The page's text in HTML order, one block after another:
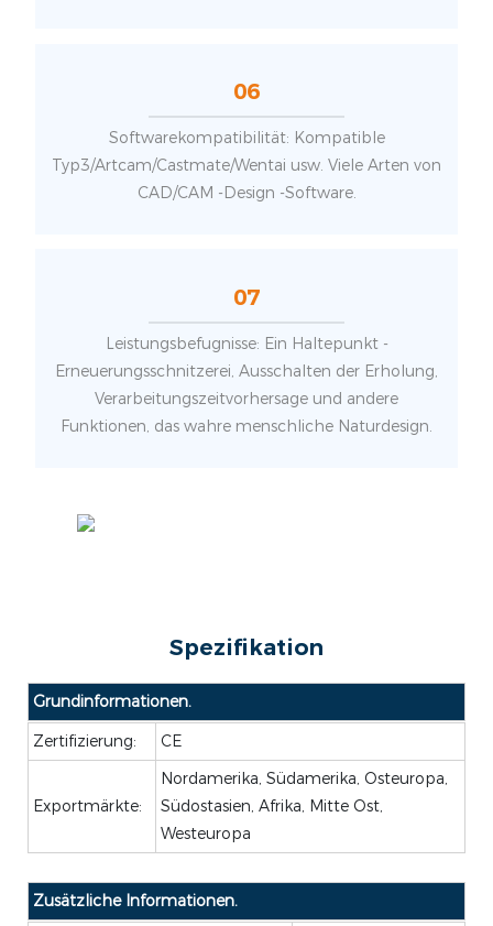
06
Softwarekompatibilität: Kompatible
Typ3/Artcam/Castmate/Wentai usw. Viele Arten von
CAD/CAM -Design -Software.
07
Leistungsbefugnisse: Ein Haltepunkt -
Erneuerungsschnitzerei, Ausschalten der Erholung,
Verarbeitungszeitvorhersage und andere
Funktionen, das wahre menschliche Naturdesign.
Spezifikation
Grundinformationen.
Zertifizierung:
CE
Exportmärkte:
Nordamerika, Südamerika, Osteuropa,
Südostasien, Afrika, Mitte Ost,
Westeuropa
Zusätzliche Informationen.